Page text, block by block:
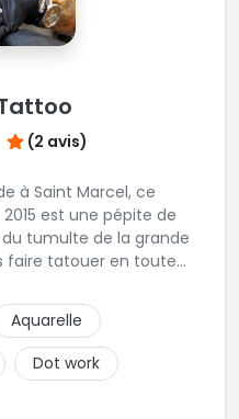
(2 avis)
à Saint Marcel, ce
est une pépite de
tumulte de la grande
faire tatouer en toute
adresse dans l'aude.
Aquarelle
Dot work